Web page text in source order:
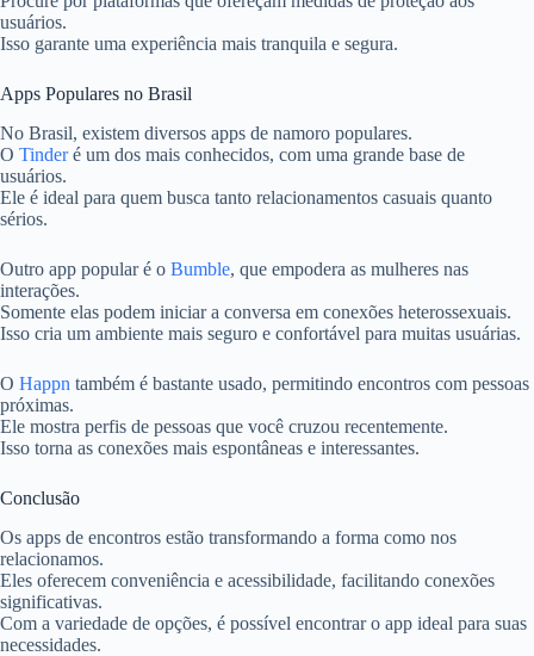
usuários.
Isso garante uma experiência mais tranquila e segura.
Apps Populares no Brasil
No Brasil, existem diversos apps de namoro populares.
O Tinderé um dos mais conhecidos, com uma grande base de
usuários.
Ele é ideal para quem busca tanto relacionamentos casuais quanto
sérios.
Outro app popular é o Bumble, que empodera as mulheres nas
interações.
Somente elas podem iniciar a conversa em conexões heterossexuais.
Isso cria um ambiente mais seguro e confortável para muitas usuárias.
O Happn também é bastante usado, permitindo encontros com pessoas
próximas.
Ele mostra perfis de pessoas que você cruzou recentemente.
Isso torna as conexões mais espontâneas e interessantes.
Conclusão
Os apps de encontros estão transformando a forma como nos
relacionamos.
Eles oferecem conveniência e acessibilidade, facilitando conexões
significativas.
Com a variedade de opções, é possível encontrar o app ideal para suas
necessidades.